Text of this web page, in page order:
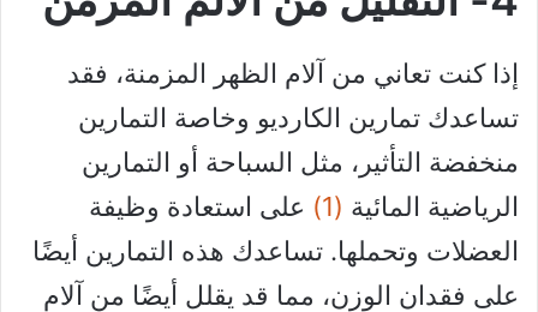
إذا كنت تعاني من آلام الظهر المزمنة، فقد
تساعدك تمارين الكارديو وخاصة التمارين
منخفضة التأثير، مثل السباحة أو التمارين
الرياضية المائية (1)
على استعادة وظيفة
العضلات وتحملها. تساعدك هذه التمارين أيضًا
على فقدان الوزن، مما قد يقلل أيضًا من آلام